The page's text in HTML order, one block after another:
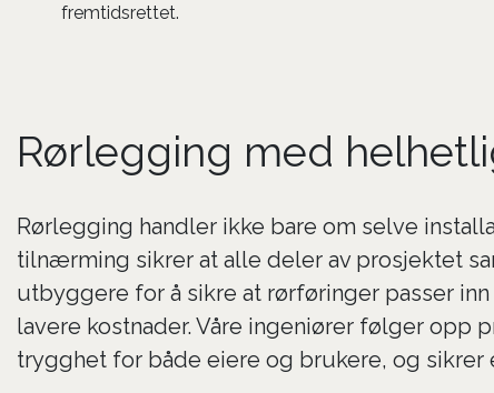
fremtidsrettet.
Rørlegging med
Rørlegging handler ikke bare om selve
tilnærming sikrer at alle deler av prosjektet
utbyggere for å sikre at rørføringer passer
lavere kostnader. Våre ingeniører følger
trygghet for både eiere og brukere, og